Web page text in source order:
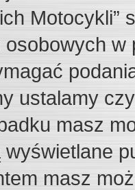
ustalamy
masz
masz